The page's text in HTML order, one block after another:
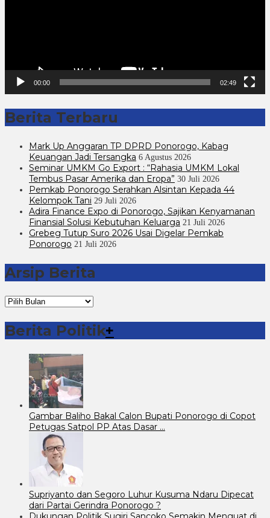
00:00 02:49
Berita Terbaru
Mark Up Anggaran TP DPRD Ponorogo, Kabag
Keuangan Jadi Tersangka 6 Agustus 2026
Seminar UMKM Go Export : “Rahasia UMKM Lokal
Tembus Pasar Amerika dan Eropa” 30 Juli 2026
Pemkab Ponorogo Serahkan Alsintan Kepada 44
Kelompok Tani 29 Juli 2026
Adira Finance Expo di Ponorogo, Sajikan Kenyamanan
Finansial Solusi Kebutuhan Keluarga 21 Juli 2026
Grebeg Tutup Suro 2026 Usai Digelar Pemkab
Ponorogo 21 Juli 2026
Arsip Berita
Arsip
Berita
Berita Politik+
Gambar Baliho Bakal Calon Bupati Ponorogo di Copot
Petugas Satpol PP Atas Dasar …
Supriyanto dan Segoro Luhur Kusuma Ndaru Dipecat
dari Partai Gerindra Ponorogo ?